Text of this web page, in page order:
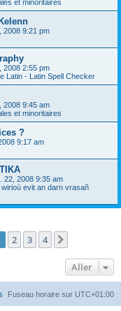
et minoritaires
2008 9:21 pm
2008 2:55 pm
Latin - Latin Spell Checker
2008 9:45 am
et minoritaires
?
9:17 am
22, 2008 9:35 am
evit an darn vrasañ
2 3 4
Aller
Fuseau horaire sur UTC+01:00